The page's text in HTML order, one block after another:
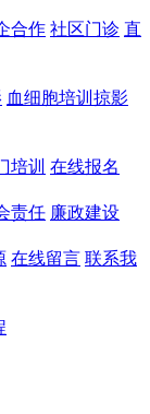
合作 社区门诊 直
血细胞培训掠影
培训 在线报名
责任 廉政建设
在线留言 联系我